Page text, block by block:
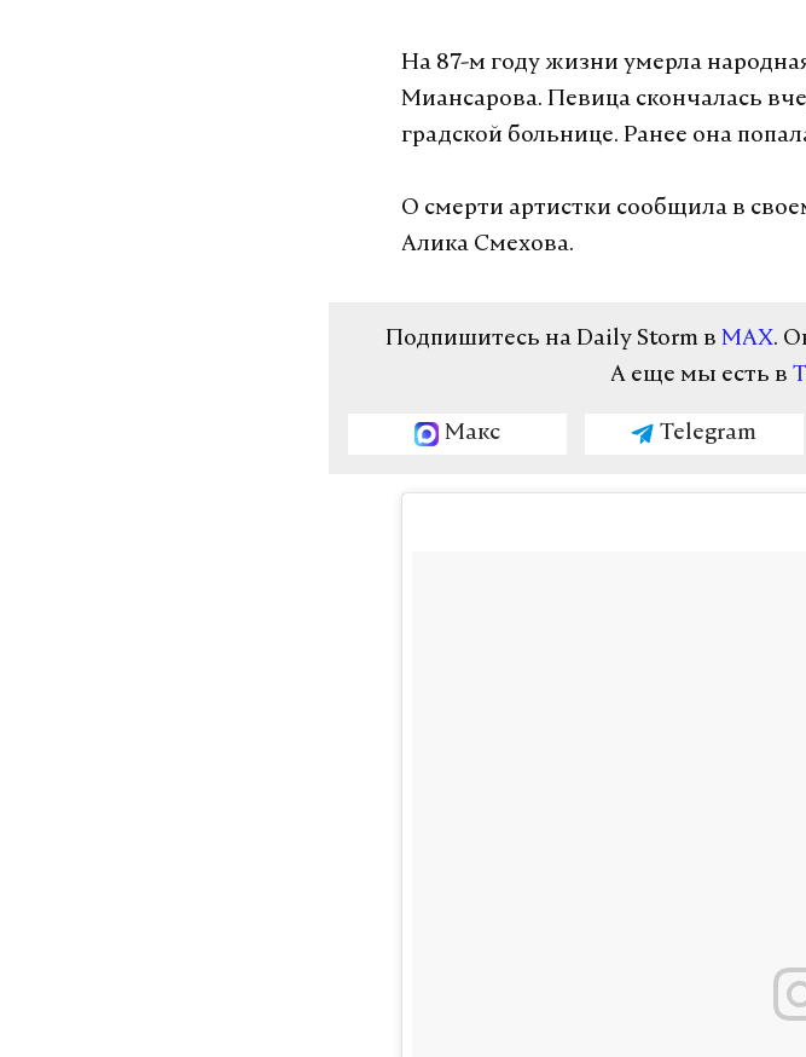
На 87-м году жизни умерла
Миансарова. Певица скончалась
градской больнице. Ранее она
О смерти артистки сообщила в
Алика Смехова.
Подпишитесь на Daily Storm в MAX.
А еще мы есть в
Макс Telegram